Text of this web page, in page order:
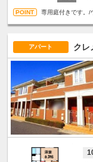
専用庭付きです。/
アパート クレ